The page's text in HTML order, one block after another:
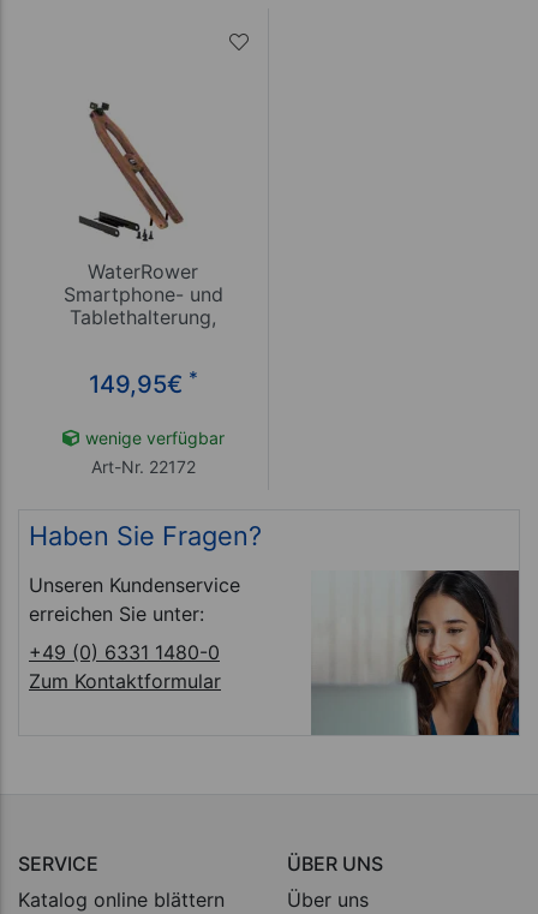
WaterRower
Smartphone- und
Tablethalterung,
149,95€ *
wenige verfügbar
Art-Nr. 22172
Haben Sie Fragen?
Unseren Kundenservice
erreichen Sie unter:
+49 (0) 6331 1480-0
Zum Kontaktformular
SERVICE
Katalog online blättern
ÜBER UNS
Über uns